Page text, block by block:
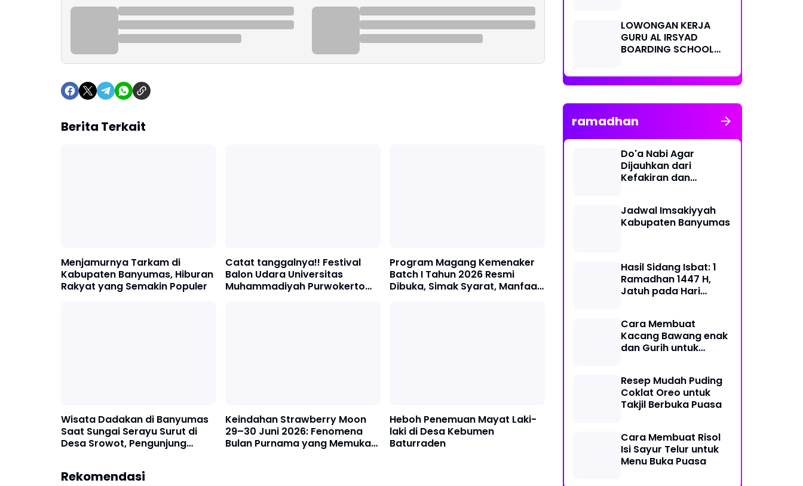
Berita Terkait
Menjamurnya Tarkam di
Kabupaten Banyumas, Hiburan
Rakyat yang Semakin Populer
Catat tanggalnya!! Festival
Balon Udara Universitas
Muhammadiyah Purwokerto
Program Magang Kemenaker
Batch I Tahun 2026 Resmi
Dibuka, Simak Syarat, Manfaat,
Wisata Dadakan di Banyumas
Saat Sungai Serayu Surut di
Desa Srowot, Pengunjung
Keindahan Strawberry Moon
29–30 Juni 2026: Fenomena
Bulan Purnama yang Memukau
Heboh Penemuan Mayat Laki-
laki di Desa Kebumen
Baturraden
Rekomendasi
LOWONGAN KERJA
GURU AL IRSYAD
BOARDING SCHOOL
ramadhan
Do'a Nabi Agar
Dijauhkan dari
Kefakiran dan
Keutamaannya
Jadwal Imsakiyyah
Kabupaten Banyumas
Hasil Sidang Isbat: 1
Ramadhan 1447 H,
Jatuh pada Hari
Cara Membuat
Kacang Bawang enak
dan Gurih untuk
Resep Mudah Puding
Coklat Oreo untuk
Takjil Berbuka Puasa
Cara Membuat Risol
Isi Sayur Telur untuk
Menu Buka Puasa